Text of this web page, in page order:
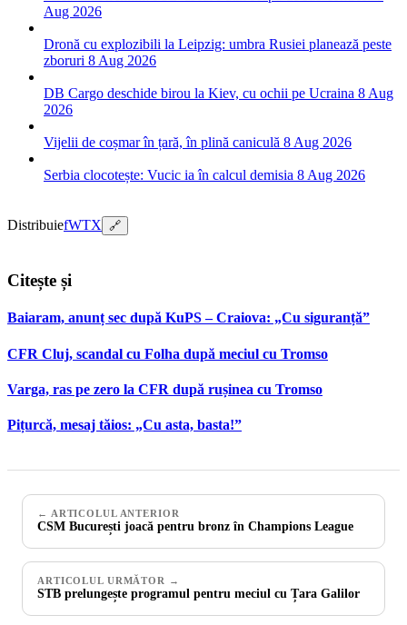
Aug 2026
Dronă cu explozibili la Leipzig: umbra Rusiei planează peste
zboruri 8 Aug 2026
DB Cargo deschide birou la Kiev, cu ochii pe Ucraina 8 Aug
2026
Vijelii de coșmar în țară, în plină caniculă 8 Aug 2026
Serbia clocotește: Vucic ia în calcul demisia 8 Aug 2026
DistribuiefWTX 🔗
Citește și
Baiaram, anunț sec după KuPS – Craiova: „Cu siguranță”
CFR Cluj, scandal cu Folha după meciul cu Tromso
Varga, ras pe zero la CFR după rușinea cu Tromso
Pițurcă, mesaj tăios: „Cu asta, basta!”
← ARTICOLUL ANTERIOR
CSM București joacă pentru bronz în Champions League
ARTICOLUL URMĂTOR →
STB prelungește programul pentru meciul cu Țara Galilor